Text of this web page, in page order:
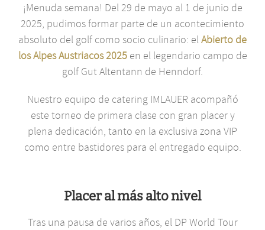
¡Menuda semana! Del 29 de mayo al 1 de junio de
2025, pudimos formar parte de un acontecimiento
absoluto del golf como socio culinario: elAbierto de
los Alpes Austriacos 2025en el legendario campo de
golf Gut Altentann de Henndorf.
Nuestro equipo de catering IMLAUER acompañó
este torneo de primera clase con gran placer y
plena dedicación, tanto en la exclusiva zona VIP
como entre bastidores para el entregado equipo.
Placer al más alto nivel
Tras una pausa de varios años, el DP World Tour